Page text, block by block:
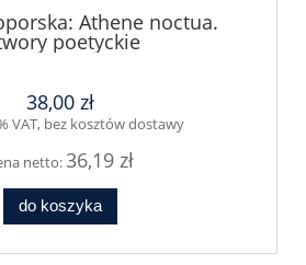
Athene noctua.
poetyckie
38,00 zł
VAT, bez kosztów dostawy
netto:36,19 zł
do koszyka